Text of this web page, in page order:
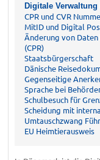
Digitale
CPR und CVR
MitID und Digital
Änderung von
(CPR)
Staatsbürgerschaft
Dänische
Gegenseitige
Sprache bei
Schulbesuch für
Scheidung mit
Umtauschzwang
EU Heimtierausweis